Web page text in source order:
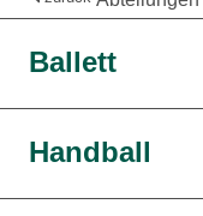
Ballett
Handball